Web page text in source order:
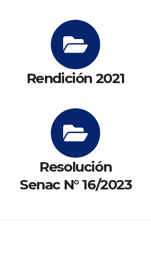
Rendición 2021
Resolución
Senac N° 16/2023